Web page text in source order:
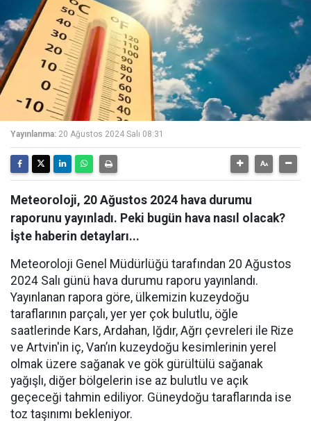
Yayınlanma: 20 Ağustos 2024 Salı 08:31
Meteoroloji, 20 Ağustos 2024 hava durumu
raporunu yayınladı. Peki bugün hava nasıl olacak?
İşte haberin detayları...
Meteoroloji Genel Müdürlüğü tarafından 20 Ağustos
2024 Salı günü hava durumu raporu yayınlandı.
Yayınlanan rapora göre, ülkemizin kuzeydoğu
taraflarının parçalı, yer yer çok bulutlu, öğle
saatlerinde Kars, Ardahan, Iğdır, Ağrı çevreleri ile Rize
ve Artvin'in iç, Van’ın kuzeydoğu kesimlerinin yerel
olmak üzere sağanak ve gök gürültülü sağanak
yağışlı, diğer bölgelerin ise az bulutlu ve açık
geçeceği tahmin ediliyor. Güneydoğu taraflarında ise
toz taşınımı bekleniyor.